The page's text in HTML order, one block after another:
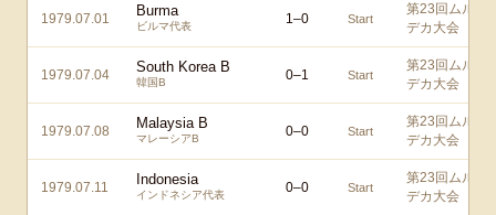
1979.07.01 Burma
ビルマ代表 1–0 Start
第23回ムル
デカ大会
1979.07.04 South Korea B
韓国B 0–1 Start
第23回ムル
デカ大会
1979.07.08 Malaysia B
マレーシアB 0–0 Start
第23回ムル
デカ大会
1979.07.11 Indonesia
インドネシア代表 0–0 Start
第23回ムル
デカ大会